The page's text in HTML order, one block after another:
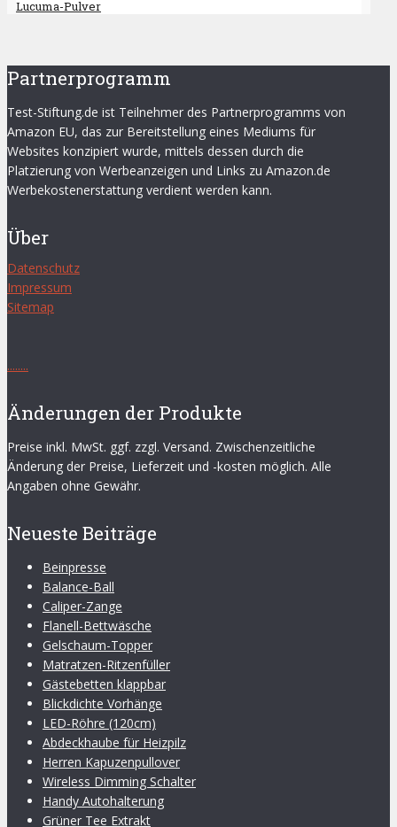
Lucuma-Pulver
Partnerprogramm
Test-Stiftung.de ist Teilnehmer des Partnerprogramms von
Amazon EU, das zur Bereitstellung eines Mediums für
Websites konzipiert wurde, mittels dessen durch die
Platzierung von Werbeanzeigen und Links zu Amazon.de
Werbekostenerstattung verdient werden kann.
Über
Datenschutz
Impressum
Sitemap
........
Änderungen der Produkte
Preise inkl. MwSt. ggf. zzgl. Versand. Zwischenzeitliche
Änderung der Preise, Lieferzeit und -kosten möglich. Alle
Angaben ohne Gewähr.
Neueste Beiträge
Beinpresse
Balance-Ball
Caliper-Zange
Flanell-Bettwäsche
Gelschaum-Topper
Matratzen-Ritzenfüller
Gästebetten klappbar
Blickdichte Vorhänge
LED-Röhre (120cm)
Abdeckhaube für Heizpilz
Herren Kapuzenpullover
Wireless Dimming Schalter
Handy Autohalterung
Grüner Tee Extrakt